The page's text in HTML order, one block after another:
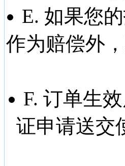
E. 如果您
作为赔偿外
F. 订单生
证申请送交